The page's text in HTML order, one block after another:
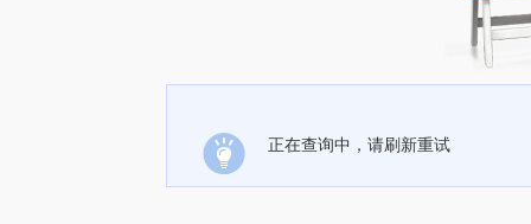
正在查询中，请刷新重试